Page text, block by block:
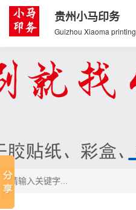
贵州小马印务
Guizhou Xiaoma printing